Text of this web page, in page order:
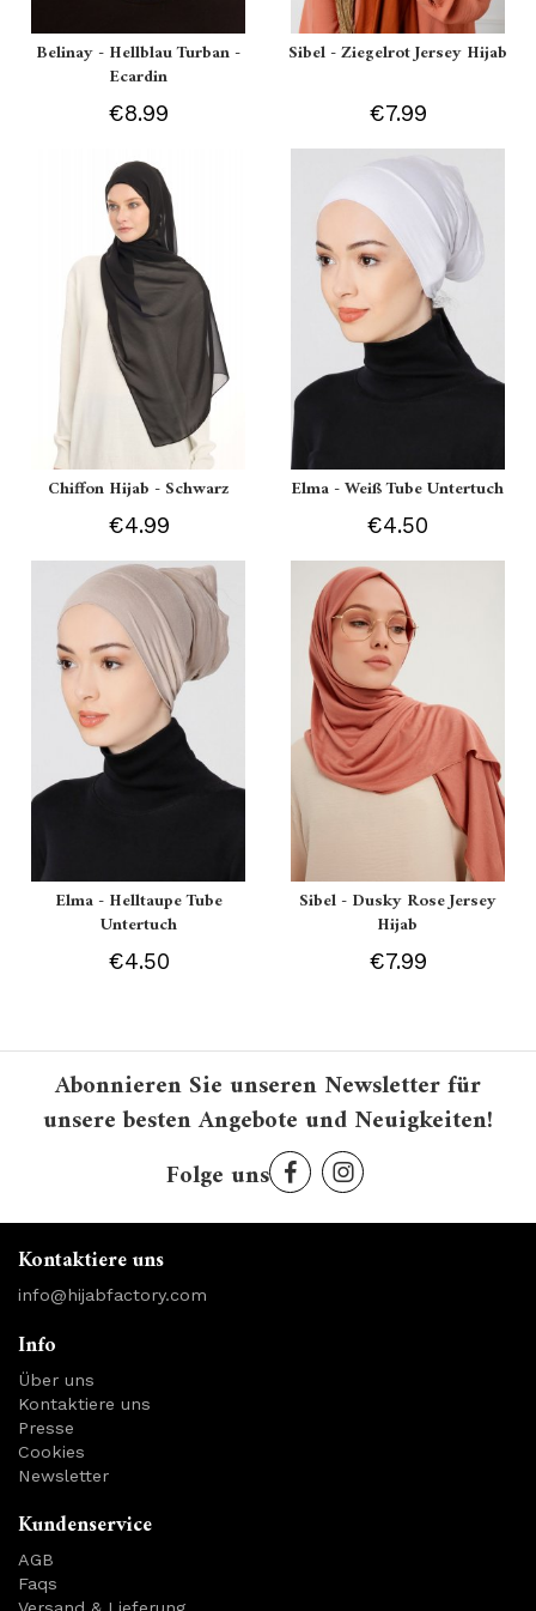
Belinay - Hellblau Turban -
Ecardin
€8.99
Sibel - Ziegelrot Jersey Hijab
€7.99
Chiffon Hijab - Schwarz
€4.99
Elma - Weiß Tube Untertuch
€4.50
Elma - Helltaupe Tube
Untertuch
€4.50
Sibel - Dusky Rose Jersey
Hijab
€7.99
Abonnieren Sie unseren Newsletter für
unsere besten Angebote und Neuigkeiten!
Folge uns
Kontaktiere uns
info@hijabfactory.com
Info
Über uns
Kontaktiere uns
Presse
Cookies
Newsletter
Kundenservice
AGB
Faqs